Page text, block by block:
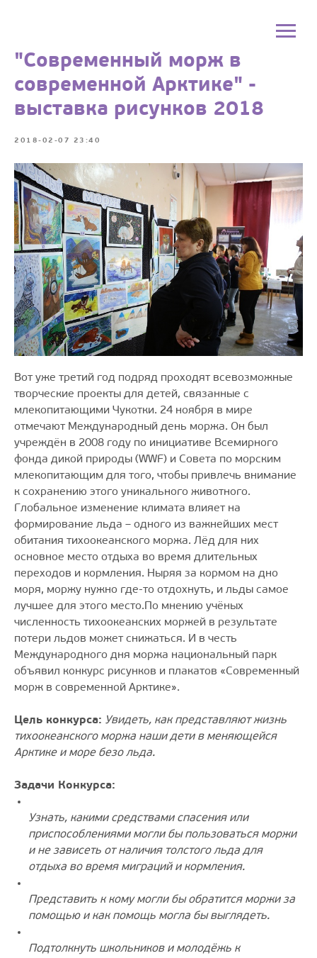
"Современный морж в
современной Арктике" -
выставка рисунков 2018
2018-02-07 23:40
Вот уже третий год подряд проходят всевозможные
творческие проекты для детей, связанные с
млекопитающими Чукотки. 24 ноября в мире
отмечают Международный день моржа. Он был
учреждён в 2008 году по инициативе Всемирного
фонда дикой природы (WWF) и Совета по морским
млекопитающим для того, чтобы привлечь внимание
к сохранению этого уникального животного.
Глобальное изменение климата влияет на
формирование льда – одного из важнейших мест
обитания тихоокеанского моржа. Лёд для них
основное место отдыха во время длительных
переходов и кормления. Ныряя за кормом на дно
моря, моржу нужно где-то отдохнуть, и льды самое
лучшее для этого место.По мнению учёных
численность тихоокеанских моржей в результате
потери льдов может снижаться. И в честь
Международного дня моржа национальный парк
объявил конкурс рисунков и плакатов «Современный
морж в современной Арктике».
Цель конкурса: Увидеть, как представляют жизнь
тихоокеанского моржа наши дети в меняющейся
Арктике и море безо льда.
Задачи Конкурса:
Узнать, какими средствами спасения или
приспособлениями могли бы пользоваться моржи
и не зависеть от наличия толстого льда для
отдыха во время миграций и кормления.
Представить к кому могли бы обратится моржи за
помощью и как помощь могла бы выглядеть.
Подтолкнуть школьников и молодёжь к